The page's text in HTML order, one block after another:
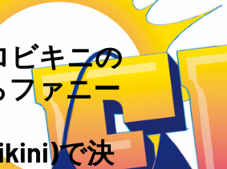
ビキニの
ファニー
で決